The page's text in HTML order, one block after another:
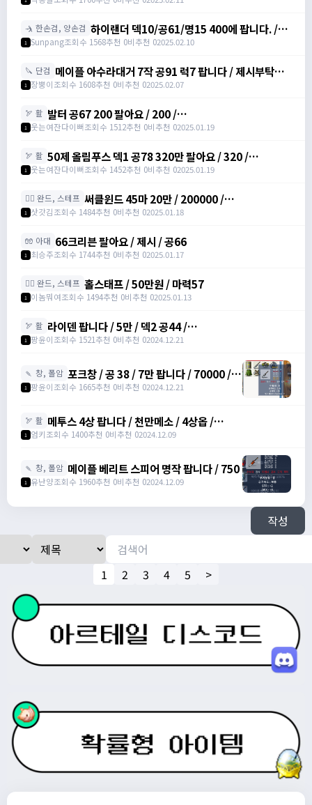
🤺 한손검, 양손검 하이랜더 덱10/공61/명15 400에 팝니다. /
4000000
1 Sunpang조회수 1568추천 0비추천 02025.02.10
🔪 단검 메이플 아수라대거 7작 공91 럭7 팝니다 / 제시부탁드
려요 / 아수라대거
1 장뿡이조회수 1608추천 0비추천 02025.02.07
🏹 활 발터 공67 200 팔아요 / 200 /
https://open.kakao.com/o/sudvnjbh
1 웃는여잔다이뻐조회수 1512추천 0비추천 02025.01.19
🏹 활 50제 올림푸스 덱1 공78 320만 팔아요 / 320 /
https://open.kakao.com/o/sudvnjbh
1 웃는여잔다이뻐조회수 1452추천 0비추천 02025.01.19
🧙‍♀️ 완드, 스테프 써클윈드 45마 20만 / 200000 /
https://open.kakao.com/o/sqsdWdbh
1 삿갓김조회수 1484추천 0비추천 02025.01.18
🧤 아대 66크리븐 팔아요 / 제시 / 공66
1 최승주조회수 1744추천 0비추천 02025.01.17
🧙‍♀️ 완드, 스테프 홀스태프 / 50만원 / 마력57
1 이놈뭐여조회수 1494추천 0비추천 02025.01.13
🏹 활 라이덴 팝니다 / 5만 / 덱2 공44 /
https://open.kakao.com/o/szTBqf6g
1 팡윤이조회수 1521추천 0비추천 02024.12.21
🍡 창, 폴암 포크창 / 공 38 / 7만 팝니다 / 70000 /
포크 창 /
https://open.kakao.com/o/szTBqf6g
1 팡윤이조회수 1665추천 0비추천 02024.12.21
🏹 활 메투스 4상 팝니다 / 천만메소 / 4상옵 /
https://open.kakao.com/o/srDmv3Wf
1 엄키조회수 1400추천 0비추천 02024.12.09
🍡 창, 폴암 메이플 베리트 스피어 명작 팝니다 / 750
1 유난양조회수 1960추천 0비추천 02024.12.09
작성
1 2 3 4 5 >